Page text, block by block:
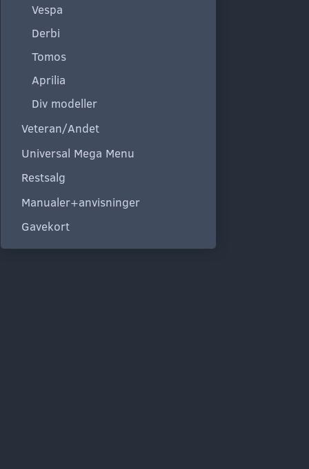
Vespa
Derbi
Tomos
Aprilia
Div modeller
Veteran/Andet
Universal Mega Menu
Restsalg
Manualer+anvisninger
Gavekort